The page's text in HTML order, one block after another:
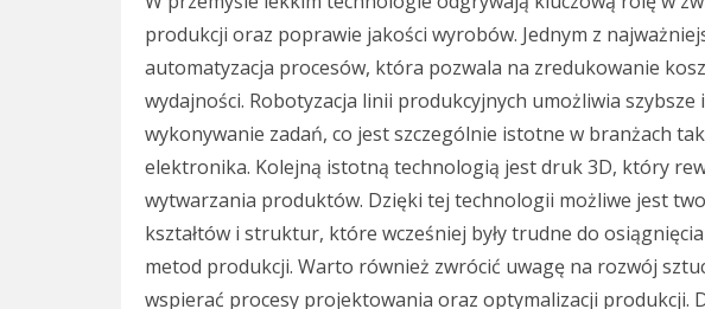
produkcji oraz poprawie jakości wyrobów. Jednym z
automatyzacja procesów, która pozwala na zredukowanie
wydajności. Robotyzacja linii produkcyjnych umożliwia szybsze
wykonywanie zadań, co jest szczególnie istotne w branżach
elektronika. Kolejną istotną technologią jest druk 3D, który
wytwarzania produktów. Dzięki tej technologii możliwe jest
kształtów i struktur, które wcześniej były trudne do
metod produkcji. Warto również zwrócić uwagę na rozwój
wspierać procesy projektowania oraz optymalizacji produkcji.